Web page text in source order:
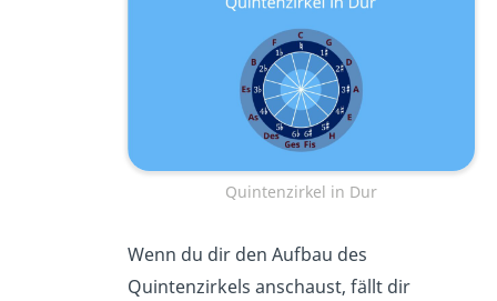
Quintenzirkel in Dur
Wenn du dir den Aufbau des
Quintenzirkels anschaust, fällt dir